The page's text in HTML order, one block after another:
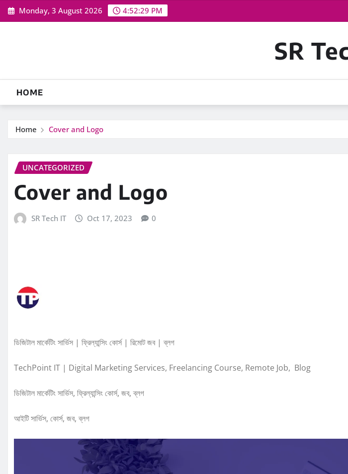
Skip
to
Monday, 3 August 2026 4:52:30 PM
SR
HOME
Home Cover and Logo
UNCATEGORIZED
Cover and Logo
SR Tech IT Oct 17, 2023 0
ডিজিটাল মার্কেটিং সার্ভিস | ফ্রিল্যান্সিং কোর্স | রিমোট জব | ব্লগ
TechPoint IT | Digital Marketing Services, Freelancing Course, Remote Job, Blog
ডিজিটাল মার্কেটিং সার্ভিস, ফ্রিল্যান্সিং কোর্স, জব, ব্লগ
আইটি সার্ভিস, কোর্স, জব, ব্লগ